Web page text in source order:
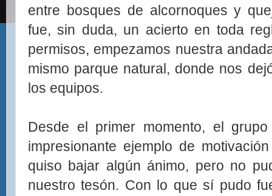
entre bosques de alcornoques y
fue, sin duda, un acierto en toda
permisos, empezamos nuestra
mismo parque natural, donde nos
los equipos.
Desde el primer momento, el
impresionante ejemplo de
quiso bajar algún ánimo, pero no
nuestro tesón. Con lo que sí pudo